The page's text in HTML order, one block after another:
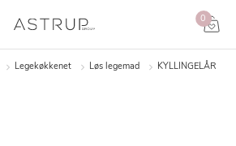
0
Legekøkkenet Løs legemad KYLLINGELÅR